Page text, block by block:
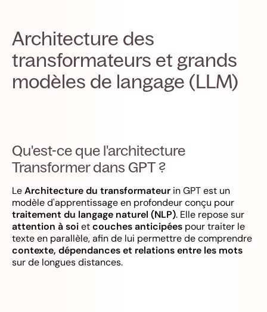
Architecture des
transformateurs et grands
modèles de langage (LLM)
Qu'est-ce que l'architecture
Transformer dans GPT ?
LeArchitecture du transformateur in GPT est un
modèle d'apprentissage en profondeur conçu pour
traitement du langage naturel (NLP). Elle repose sur
attention à soietcouches anticipées pour traiter le
texte en parallèle, afin de lui permettre de comprendre
contexte, dépendances et relations entre les mots
sur de longues distances.